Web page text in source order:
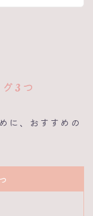
3つ
に、おすすめの